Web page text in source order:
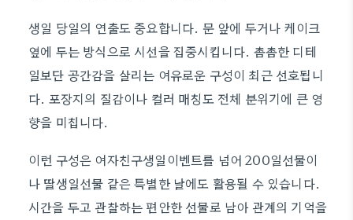
생일 당일의 연출도 중요합니다. 문 앞에 두거나 케이크
옆에 두는 방식으로 시선을 집중시킵니다. 촘촘한 디테
일보단 공간감을 살리는 여유로운 구성이 최근 선호됩니
다. 포장지의 질감이나 컬러 매칭도 전체 분위기에 큰 영
향을 미칩니다.
이런 구성은 여자친구생일이벤트를 넘어 200일선물이
나 딸생일선물 같은 특별한 날에도 활용될 수 있습니다.
시간을 두고 관찰하는 편안한 선물로 남아 관계의 기억을